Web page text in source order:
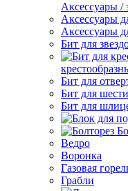
Аксессуары /
Аксессуары
Аксессуары
Бит для
Бит для
Бит для
Бит для
Ведро
Воронка
Газовая
Грабли